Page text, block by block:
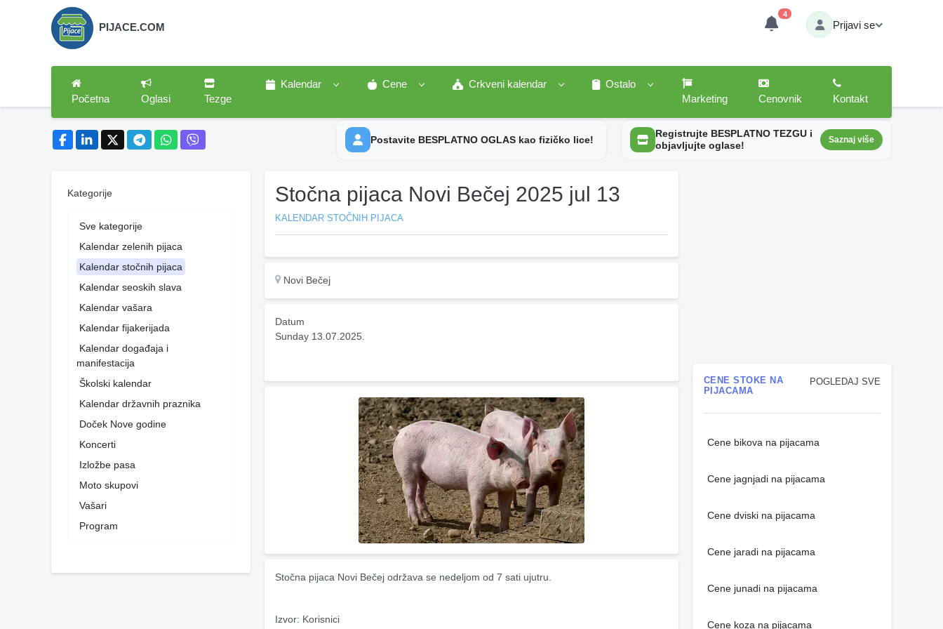
PIJACE.COM
4
Prijavi se
Početna Oglasi Tezge
Kalendar Cene Crkveni kalendar
Ostalo
Marketing
Cenovnik Kontakt
Postavite BESPLATNO OGLAS kao fizičko lice!
Registrujte BESPLATNO TEZGU i
objavljujte oglase!
Saznaj više
Kategorije
Sve kategorije
Kalendar zelenih pijaca
Kalendar stočnih pijaca
Kalendar seoskih slava
Kalendar vašara
Kalendar fijakerijada
Kalendar događaja i
manifestacija
Školski kalendar
Kalendar državnih praznika
Doček Nove godine
Koncerti
Izložbe pasa
Moto skupovi
Vašari
Program
Stočna pijaca Novi Bečej 2025 jul 13
KALENDAR STOČNIH PIJACA
Novi Bečej
Datum
Sunday 13.07.2025.
Stočna pijaca Novi Bečej održava se nedeljom od 7 sati ujutru.
Izvor: Korisnici
POGLEDAJ SVE
CENE STOKE NA
PIJACAMA
Cene bikova na pijacama
Cene jagnjadi na pijacama
Cene dviski na pijacama
Cene jaradi na pijacama
Cene junadi na pijacama
Cene koza na pijacama